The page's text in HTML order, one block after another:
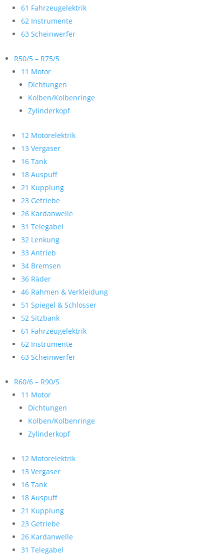
61 Fahrzeugelektrik
62 Instrumente
63 Scheinwerfer
R50/5 – R75/5
11 Motor
Dichtungen
Kolben/Kolbenringe
Zylinderkopf
12 Motorelektrik
13 Vergaser
16 Tank
18 Auspuff
21 Kupplung
23 Getriebe
26 Kardanwelle
31 Telegabel
32 Lenkung
33 Antrieb
34 Bremsen
36 Räder
46 Rahmen & Verkleidung
51 Spiegel & Schlösser
52 Sitzbank
61 Fahrzeugelektrik
62 Instrumente
63 Scheinwerfer
R60/6 – R90/S
11 Motor
Dichtungen
Kolben/Kolbenringe
Zylinderkopf
12 Motorelektrik
13 Vergaser
16 Tank
18 Auspuff
21 Kupplung
23 Getriebe
26 Kardanwelle
31 Telegabel